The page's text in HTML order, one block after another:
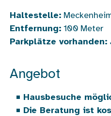
Haltestelle:
Entfernung: 100 Meter
Parkplätze vorhanden:
Angebot
Hausbesuche
Die Beratung ist